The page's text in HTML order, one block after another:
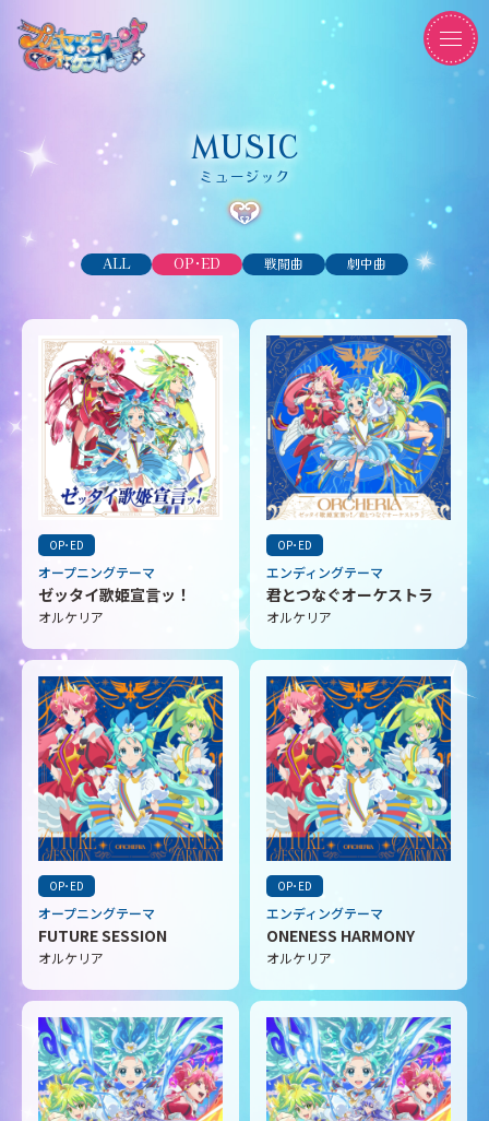
MUSIC
ミュージック
ALL OP･ED 戦闘曲 劇中曲
OP･ED
オープニングテーマ
ゼッタイ歌姫宣言ッ！
オルケリア
OP･ED
エンディングテーマ
君とつなぐオーケストラ
オルケリア
OP･ED
オープニングテーマ
FUTURE SESSION
オルケリア
OP･ED
エンディングテーマ
ONENESS HARMONY
オルケリア